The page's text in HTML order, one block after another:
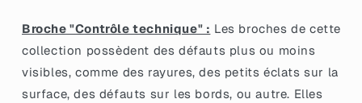
acrylique
paillettes
oranges
acrylique
paillettes
oranges
Broche "Contrôle technique" : Les broches de cette
collection possèdent des défauts plus ou moins
visibles, comme des rayures, des petits éclats sur la
surface, des défauts sur les bords, ou autre. Elles